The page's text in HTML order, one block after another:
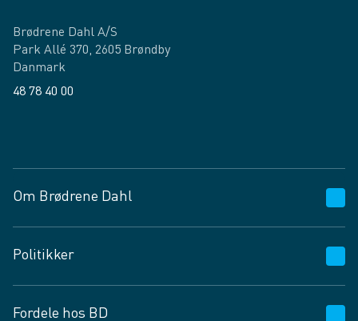
Brødrene Dahl A/S
Park Allé 370, 2605 Brøndby
Danmark
48 78 40 00
Om Brødrene Dahl
Vagttelefon 30 10 89 89
Spørgsmål og svar
Job og karriere
Politikker
Fordele hos BD